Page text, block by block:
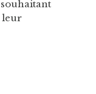
souhaitant
leur